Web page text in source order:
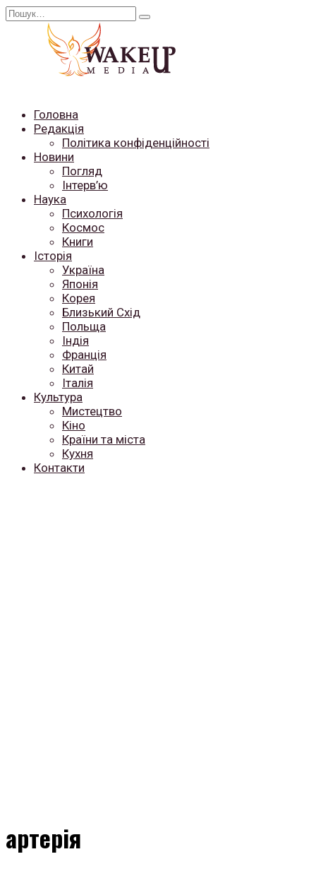
Перейти
Search
Головна
Редакція
Політика конфіденційності
Новини
Погляд
Інтерв’ю
Наука
Психологія
Космос
Книги
Історія
Україна
Японія
Корея
Близький Схід
Польща
Індія
Франція
Китай
Італія
Культура
Мистецтво
Кіно
Країни та міста
Кухня
Контакти
артерія